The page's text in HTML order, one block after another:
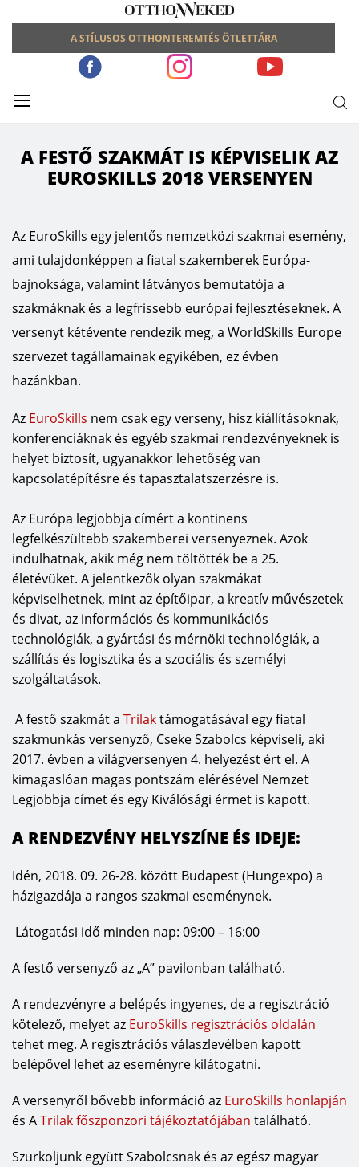
A STÍLUSOS OTTHONTEREMTÉS ÖTLETTÁRA
≡
A FESTŐ SZAKMÁT IS KÉPVISELIK AZ
EUROSKILLS 2018 VERSENYEN
Az EuroSkills egy jelentős nemzetközi szakmai esemény,
ami tulajdonképpen a fiatal szakemberek Európa-
bajnoksága, valamint látványos bemutatója a
szakmáknak és a legfrissebb európai fejlesztéseknek. A
versenyt kétévente rendezik meg, a WorldSkills Europe
szervezet tagállamainak egyikében, ez évben
hazánkban.
Az EuroSkills nem csak egy verseny, hisz kiállításoknak,
konferenciáknak és egyéb szakmai rendezvényeknek is
helyet biztosít, ugyanakkor lehetőség van
kapcsolatépítésre és tapasztalatszerzésre is.
Az Európa legjobbja címért a kontinens
legfelkészültebb szakemberei versenyeznek. Azok
indulhatnak, akik még nem töltötték be a 25.
életévüket. A jelentkezők olyan szakmákat
képviselhetnek, mint az építőipar, a kreatív művészetek
és divat, az információs és kommunikációs
technológiák, a gyártási és mérnöki technológiák, a
szállítás és logisztika és a szociális és személyi
szolgáltatások.
A festő szakmát a Trilaktámogatásával egy fiatal
szakmunkás versenyző, Cseke Szabolcs képviseli, aki
2017. évben a világversenyen 4. helyezést ért el. A
kimagaslóan magas pontszám elérésével Nemzet
Legjobbja címet és egy Kiválósági érmet is kapott.
A RENDEZVÉNY HELYSZÍNE ÉS IDEJE:
Idén, 2018. 09. 26-28. között Budapest (Hungexpo) a
házigazdája a rangos szakmai eseménynek.
Látogatási idő minden nap: 09:00 – 16:00
A festő versenyző az „A” pavilonban található.
A rendezvényre a belépés ingyenes, de a regisztráció
kötelező, melyet az EuroSkills regisztrációs oldalán
tehet meg. A regisztrációs válaszlevélben kapott
belépővel lehet az eseményre kilátogatni.
A versenyről bővebb információ az EuroSkills honlapján
és ATrilak főszponzori tájékoztatójában található.
Szurkoljunk együtt Szabolcsnak és az egész magyar